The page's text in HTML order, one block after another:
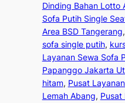
Dinding Bahan Lotto
Sofa Putih Single
Area BSD Tangerang,
sofa single putih,
Layanan Sewa Sofa
Papanggo Jakarta
hitam, Pusat
Lemah Abang, Pusat